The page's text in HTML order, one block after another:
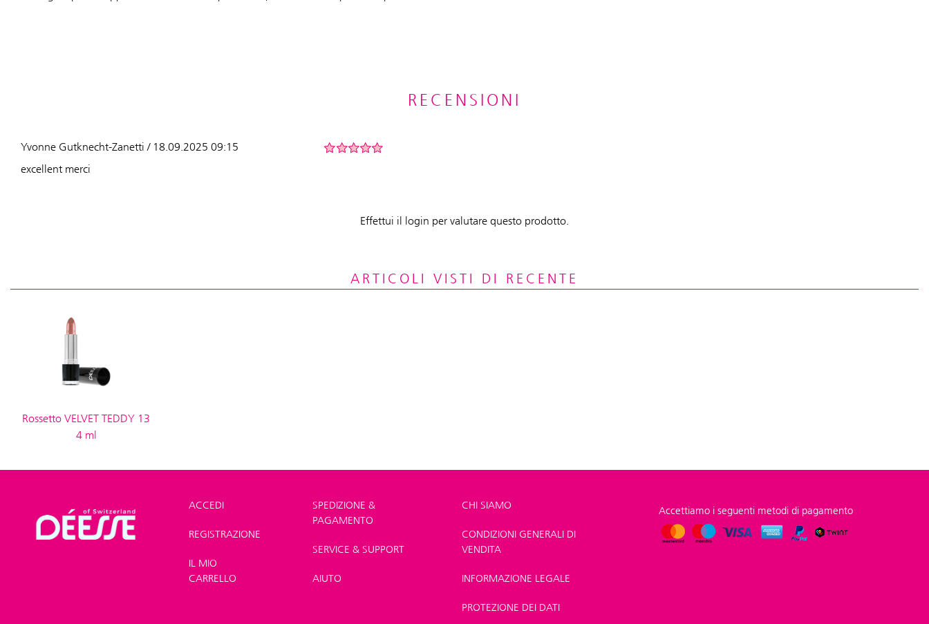
RECENSIONI
Yvonne Gutknecht-Zanetti / 18.09.2025 09:15
excellent merci
Effettui il login per valutare questo prodotto.
ARTICOLI VISTI DI RECENTE
Rossetto VELVET TEDDY 13
4 ml
Shop>Trucco>
ACCEDI
REGISTRAZIONE
IL MIO
CARRELLO
SPEDIZIONE &
PAGAMENTO
SERVICE & SUPPORT
AIUTO
CHI SIAMO
CONDIZIONI GENERALI DI
VENDITA
INFORMAZIONE LEGALE
PROTEZIONE DEI DATI
Accettiamo i seguenti metodi di pagamento